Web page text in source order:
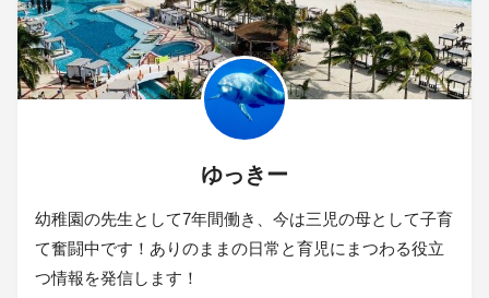
ゆっきー
幼稚園の先生として7年間働き、今は三児の母として子育
て奮闘中です！ありのままの日常と育児にまつわる役立
つ情報を発信します！